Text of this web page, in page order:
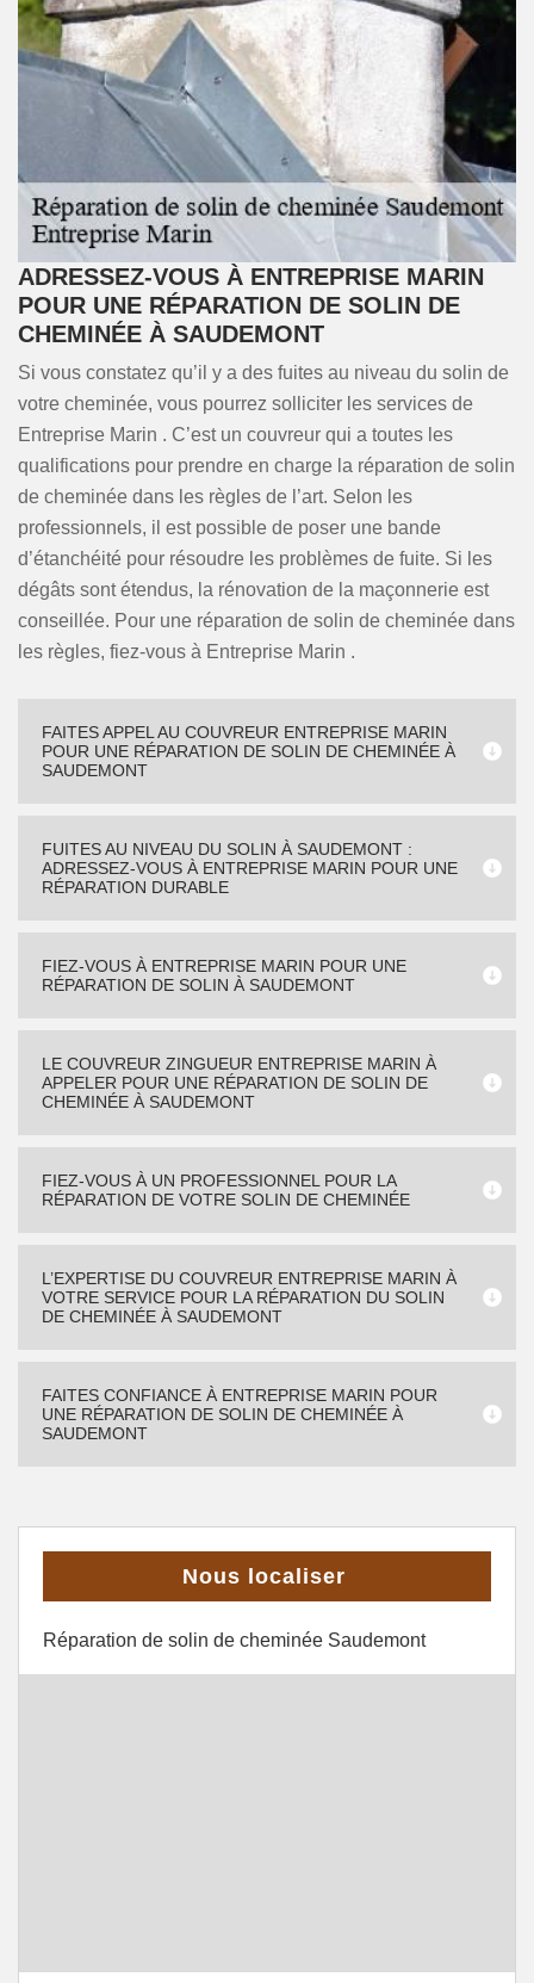
ADRESSEZ-VOUS À ENTREPRISE MARIN
POUR UNE RÉPARATION DE SOLIN DE
CHEMINÉE À SAUDEMONT
Si vous constatez qu’il y a des fuites au niveau du solin de
votre cheminée, vous pourrez solliciter les services de
Entreprise Marin . C’est un couvreur qui a toutes les
qualifications pour prendre en charge la réparation de solin
de cheminée dans les règles de l’art. Selon les
professionnels, il est possible de poser une bande
d’étanchéité pour résoudre les problèmes de fuite. Si les
dégâts sont étendus, la rénovation de la maçonnerie est
conseillée. Pour une réparation de solin de cheminée dans
les règles, fiez-vous à Entreprise Marin .
FAITES APPEL AU COUVREUR ENTREPRISE MARIN
POUR UNE RÉPARATION DE SOLIN DE CHEMINÉE À
SAUDEMONT
FUITES AU NIVEAU DU SOLIN À SAUDEMONT :
ADRESSEZ-VOUS À ENTREPRISE MARIN POUR UNE
RÉPARATION DURABLE
FIEZ-VOUS À ENTREPRISE MARIN POUR UNE
RÉPARATION DE SOLIN À SAUDEMONT
LE COUVREUR ZINGUEUR ENTREPRISE MARIN À
APPELER POUR UNE RÉPARATION DE SOLIN DE
CHEMINÉE À SAUDEMONT
FIEZ-VOUS À UN PROFESSIONNEL POUR LA
RÉPARATION DE VOTRE SOLIN DE CHEMINÉE
L’EXPERTISE DU COUVREUR ENTREPRISE MARIN À
VOTRE SERVICE POUR LA RÉPARATION DU SOLIN
DE CHEMINÉE À SAUDEMONT
FAITES CONFIANCE À ENTREPRISE MARIN POUR
UNE RÉPARATION DE SOLIN DE CHEMINÉE À
SAUDEMONT
Nous localiser
Réparation de solin de cheminée Saudemont